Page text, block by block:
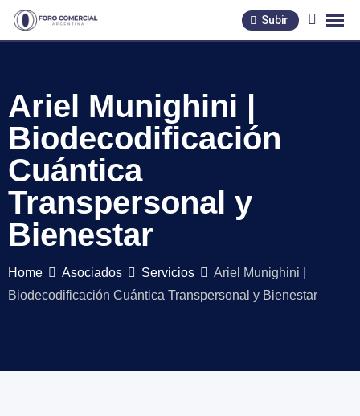
Skip
Subir
Ariel Munighini |
Biodecodificación
Cuántica
Transpersonal y
Bienestar
Home Asociados Servicios
Ariel Munighini |
Biodecodificación Cuántica Transpersonal y Bienestar